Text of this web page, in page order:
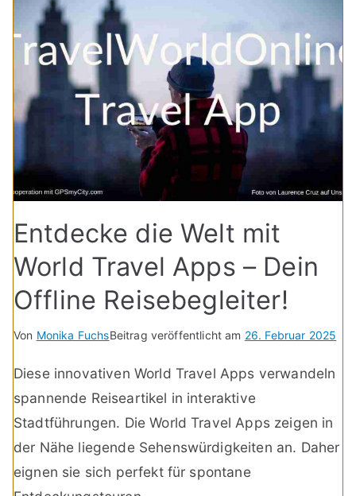
Entdecke die Welt mit
World Travel Apps – Dein
Offline Reisebegleiter!
Von Monika FuchsBeitrag veröffentlicht am 26. Februar 2025
Diese innovativen World Travel Apps verwandeln
spannende Reiseartikel in interaktive
Stadtführungen. Die World Travel Apps zeigen in
der Nähe liegende Sehenswürdigkeiten an. Daher
eignen sie sich perfekt für spontane